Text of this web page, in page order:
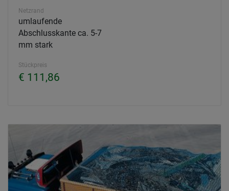
Netzrand
umlaufende
Abschlusskante ca. 5-7
mm stark
Stückpreis
€ 111,86